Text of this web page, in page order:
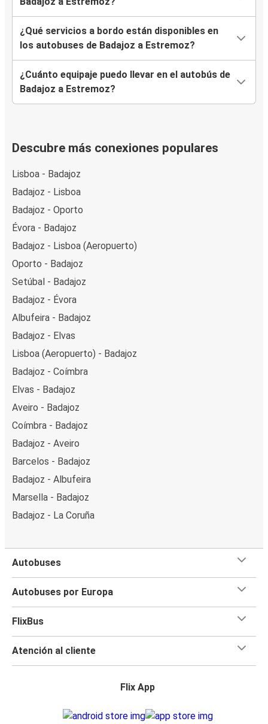
¿Qué servicios a bordo están disponibles en
los autobuses de Badajoz a Estremoz?
¿Cuánto equipaje puedo llevar en el autobús de
Badajoz a Estremoz?
Descubre más conexiones populares
Lisboa - Badajoz
Badajoz - Lisboa
Badajoz - Oporto
Évora - Badajoz
Badajoz - Lisboa (Aeropuerto)
Oporto - Badajoz
Setúbal - Badajoz
Badajoz - Évora
Albufeira - Badajoz
Badajoz - Elvas
Lisboa (Aeropuerto) - Badajoz
Badajoz - Coímbra
Elvas - Badajoz
Aveiro - Badajoz
Coímbra - Badajoz
Badajoz - Aveiro
Barcelos - Badajoz
Badajoz - Albufeira
Marsella - Badajoz
Badajoz - La Coruña
Autobuses
Autobuses por Europa
FlixBus
Atención al cliente
Flix App